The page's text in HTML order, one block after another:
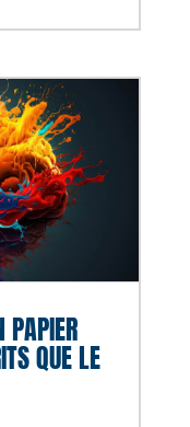
PAPIER
QUE LE